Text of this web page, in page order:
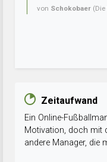
von Schokobaer
Zeitaufwand
Ein Online-
Motivation, doch mit
andere Manager, die